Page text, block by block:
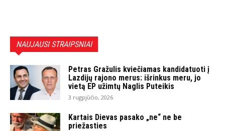
NAUJAUSI STRAIPSNIAI
Petras Gražulis kviečiamas kandidatuoti į
Lazdijų rajono merus: išrinkus meru, jo
vietą EP užimtų Naglis Puteikis
3 rugpjūčio, 2026
Kartais Dievas pasako „ne“ ne be
priežasties